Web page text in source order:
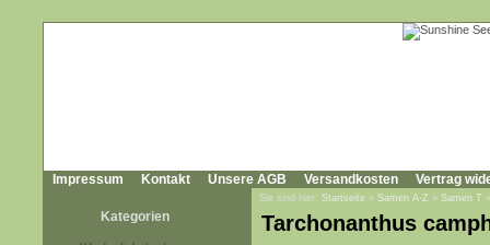
Impressum Kontakt Unsere AGB Versandkosten Vertrag
Kategorien
Sie sind hier: Startseite » Samen A-Z » Samen T
Tarchonanthus